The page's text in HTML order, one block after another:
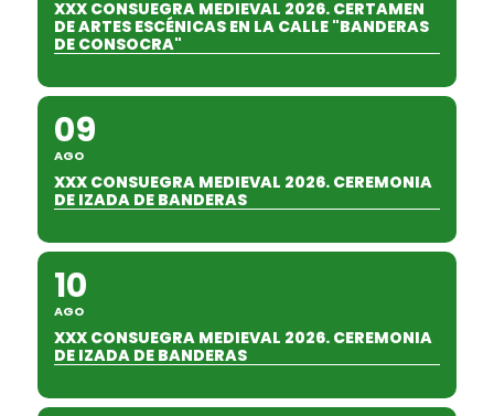
XXX CONSUEGRA MEDIEVAL 2026. CERTAMEN
DE ARTES ESCÉNICAS EN LA CALLE "BANDERAS
DE CONSOCRA"
09
AGO
XXX CONSUEGRA MEDIEVAL 2026. CEREMONIA
DE IZADA DE BANDERAS
10
AGO
XXX CONSUEGRA MEDIEVAL 2026. CEREMONIA
DE IZADA DE BANDERAS